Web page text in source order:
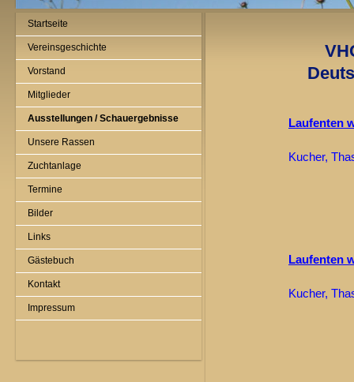
Startseite
Vereinsgeschichte
Vorstand
Mitglieder
Ausstellungen / Schauergebnisse
Unsere Rassen
Zuchtanlage
Termine
Bilder
Links
Gästebuch
Kontakt
Impressum
Kucher,